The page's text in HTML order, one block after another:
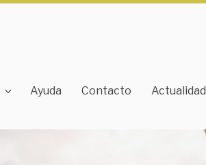
Ayuda Contacto Actualidad